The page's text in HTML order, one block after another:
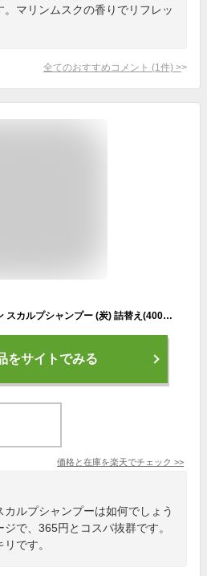
マリンムスクの香りでリフレッ
全てのおすすめコメント (1 件) >
メンズ ソフティモ リンスイン スカルプシャンプー (炭) 詰替え(400ml)【メンズソフティモ】
をサイトでみる
価格と在庫を楽天でチェック >>
ルプシャンプーは如何でしょう
で、365円とコスパ抜群です。
です。